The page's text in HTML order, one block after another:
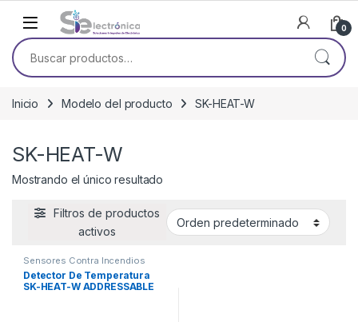
Skip to navigation
Skip to content
0
Buscar por:
Inicio Modelo del producto SK-HEAT-W
SK-HEAT-W
Mostrando el único resultado
Filtros de productos
activos
Sensores Contra Incendios
Detector De Temperatura
SK-HEAT-W ADDRESSABLE